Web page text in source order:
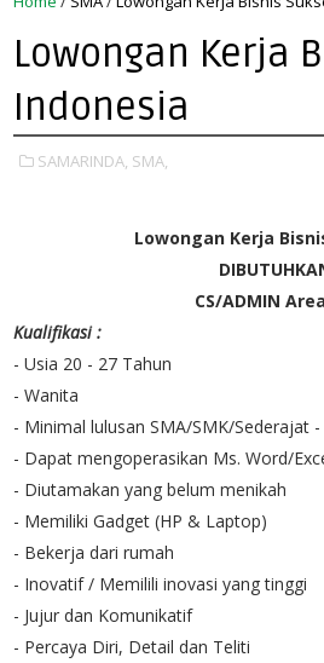
Lowongan Kerja
Indonesia
SAMARINDA, SMA,
Lowongan Kerja
CS/ADMIN
Kualifikasi :
- Usia 20 - 27 Tahun
- Wanita
- Minimal lulusan SMA/SMK/Sederajat
- Dapat mengoperasikan Ms. Word/
- Diutamakan yang belum menikah
- Memiliki Gadget (HP & Laptop)
- Bekerja dari rumah
- Inovatif / Memilili inovasi yang tinggi
- Jujur dan Komunikatif
- Percaya Diri, Detail dan Teliti